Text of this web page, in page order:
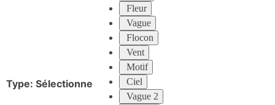
Type: Sélectionne
Fleur
Vague
Flocon
Vent
Motif
Ciel
Vague 2